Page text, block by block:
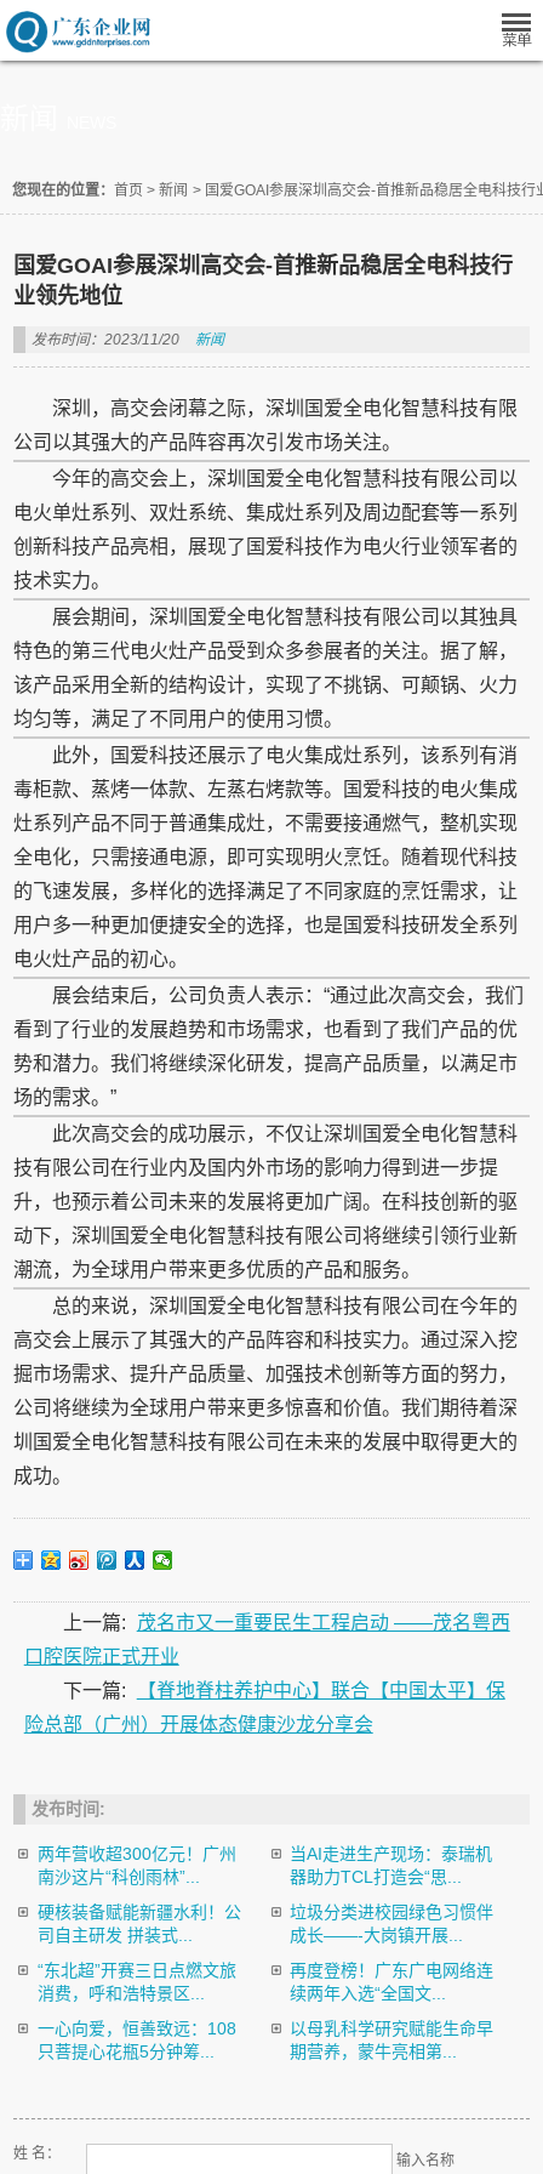
您现在的位置： 首页 > 新闻 > 国爱GOAI参展深圳高交会-首推新品稳居全电科技行
国爱GOAI参展深圳高交会-首推新品稳居全电科技行
业领先地位
发布时间：2023/11/20 新闻
深圳，高交会闭幕之际，深圳国爱全电化智慧科技有限
公司以其强大的产品阵容再次引发市场关注。
今年的高交会上，深圳国爱全电化智慧科技有限公司以
电火单灶系列、双灶系统、集成灶系列及周边配套等一系列
创新科技产品亮相，展现了国爱科技作为电火行业领军者的
技术实力。
展会期间，深圳国爱全电化智慧科技有限公司以其独具
特色的第三代电火灶产品受到众多参展者的关注。据了解，
该产品采用全新的结构设计，实现了不挑锅、可颠锅、火力
均匀等，满足了不同用户的使用习惯。
此外，国爱科技还展示了电火集成灶系列，该系列有消
毒柜款、蒸烤一体款、左蒸右烤款等。国爱科技的电火集成
灶系列产品不同于普通集成灶，不需要接通燃气，整机实现
全电化，只需接通电源，即可实现明火烹饪。随着现代科技
的飞速发展，多样化的选择满足了不同家庭的烹饪需求，让
用户多一种更加便捷安全的选择，也是国爱科技研发全系列
电火灶产品的初心。
展会结束后，公司负责人表示：“通过此次高交会，我们
看到了行业的发展趋势和市场需求，也看到了我们产品的优
势和潜力。我们将继续深化研发，提高产品质量，以满足市
场的需求。”
此次高交会的成功展示，不仅让深圳国爱全电化智慧科
技有限公司在行业内及国内外市场的影响力得到进一步提
升，也预示着公司未来的发展将更加广阔。在科技创新的驱
动下，深圳国爱全电化智慧科技有限公司将继续引领行业新
潮流，为全球用户带来更多优质的产品和服务。
总的来说，深圳国爱全电化智慧科技有限公司在今年的
高交会上展示了其强大的产品阵容和科技实力。通过深入挖
掘市场需求、提升产品质量、加强技术创新等方面的努力，
公司将继续为全球用户带来更多惊喜和价值。我们期待着深
圳国爱全电化智慧科技有限公司在未来的发展中取得更大的
成功。
上一篇:
茂名市又一重要民生工程启动 ——茂名粤西
口腔医院正式开业
下一篇:
【脊地脊柱养护中心】联合【中国太平】保
险总部（广州）开展体态健康沙龙分享会
发布时间:
两年营收超300亿元！广州
南沙这片“科创雨林”...
当AI走进生产现场：泰瑞机
器助力TCL打造会“思...
硬核装备赋能新疆水利！公
司自主研发 拼装式...
垃圾分类进校园绿色习惯伴
成长——-大岗镇开展...
“东北超”开赛三日点燃文旅
消费，呼和浩特景区...
再度登榜！广东广电网络连
续两年入选“全国文...
一心向爱，恒善致远：108
只菩提心花瓶5分钟筹...
以母乳科学研究赋能生命早
期营养，蒙牛亮相第...
姓 名： 输入名称